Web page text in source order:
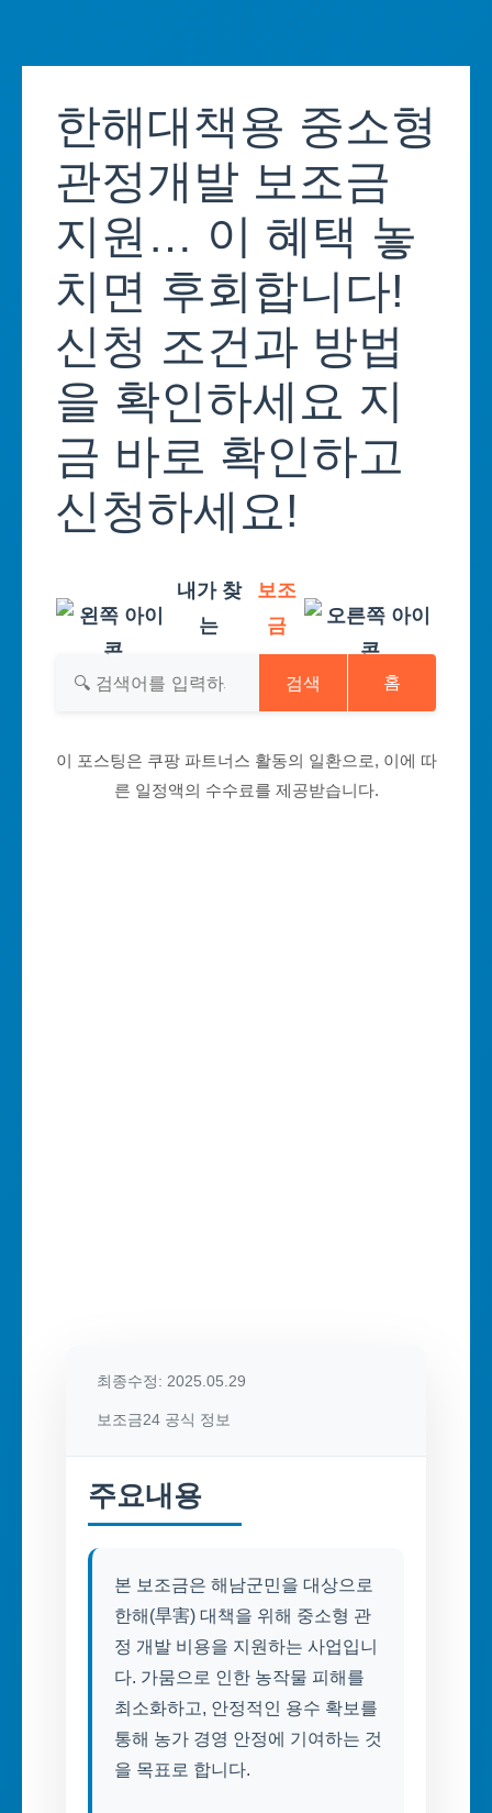
content한해대책용 중소형
관정개발 보조금
지원… 이 혜택 놓
치면 후회합니다!
신청 조건과 방법
을 확인하세요 지
금 바로 확인하고
신청하세요!
내가 찾
는
보조
금
검색 홈
이 포스팅은 쿠팡 파트너스 활동의 일환으로, 이에 따
른 일정액의 수수료를 제공받습니다.
최종수정: 2025.05.29
보조금24 공식 정보
주요내용
본 보조금은 해남군민을 대상으로
한해(旱害) 대책을 위해 중소형 관
정 개발 비용을 지원하는 사업입니
다. 가뭄으로 인한 농작물 피해를
최소화하고, 안정적인 용수 확보를
통해 농가 경영 안정에 기여하는 것
을 목표로 합니다.